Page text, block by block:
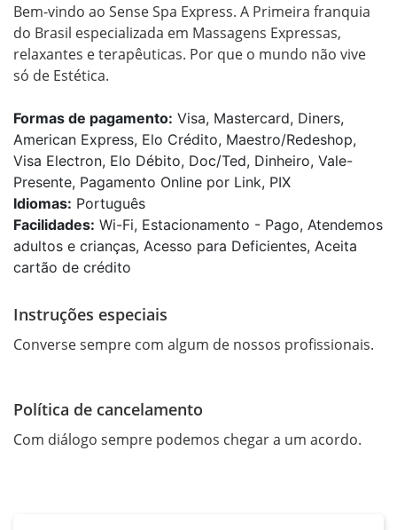
Bem-vindo ao Sense Spa Express. A Primeira franquia
do Brasil especializada em Massagens Expressas,
relaxantes e terapêuticas. Por que o mundo não vive
só de Estética.
Formas de pagamento: Visa, Mastercard, Diners,
American Express, Elo Crédito, Maestro/Redeshop,
Visa Electron, Elo Débito, Doc/Ted, Dinheiro, Vale-
Presente, Pagamento Online por Link, PIX
Idiomas: Português
Facilidades: Wi-Fi, Estacionamento - Pago, Atendemos
adultos e crianças, Acesso para Deficientes, Aceita
cartão de crédito
Instruções especiais
Converse sempre com algum de nossos profissionais.
Política de cancelamento
Com diálogo sempre podemos chegar a um acordo.